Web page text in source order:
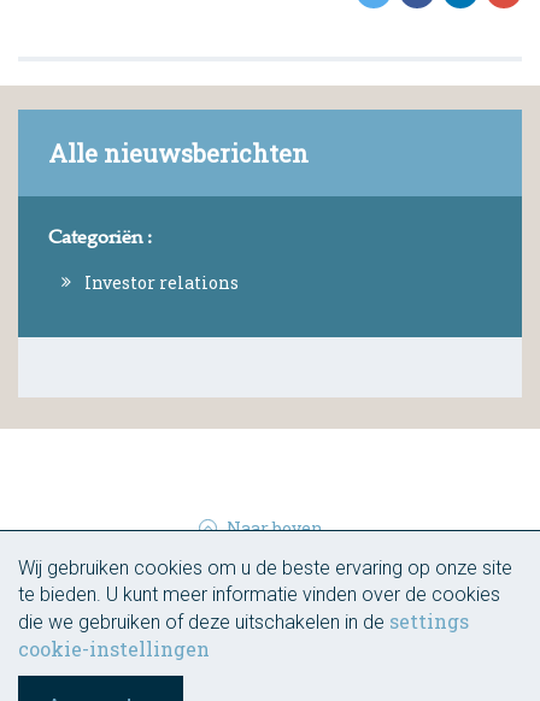
Alle nieuwsberichten
Categoriën :
Investor relations
Naar boven
© Integrale 2026
Wij gebruiken cookies om u de beste ervaring op onze site
te bieden. U kunt meer informatie vinden over de cookies
die we gebruiken of deze uitschakelen in de settings
cookie-instellingen